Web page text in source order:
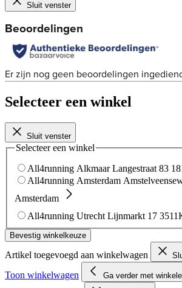
Sluit venster
Selecteer een winkel
Sluit venster
Selecteer een winkel
All4running Alkmaar Langestraat 83
All4running Amsterdam
Amsterdam
All4running Utrecht Lijnmarkt 17
Bevestig winkelkeuze
Artikel toegevoegd aan winkelwagen
Toon winkelwagen Ga verder met